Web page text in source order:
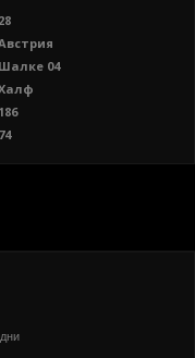
28
Шалке 04
186
74